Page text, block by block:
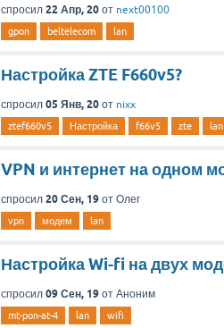
спросил 22 Апр, 20 от next00100
gpon beltelecom lan
Настройка ZTE F660v5?
спросил 05 Янв, 20 от nixx
ztef660v5 Настройка f66v5 zte lan
VPN и интернет на одном
спросил 20 Сен, 19 от Олег
vpn модем lan
Настройка Wi-fi на двух
спросил 09 Сен, 19 от Аноним
mt-pon-at-4 lan wifi